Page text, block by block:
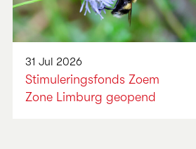
31 Jul 2026
Stimuleringsfonds Zoem
Zone Limburg geopend